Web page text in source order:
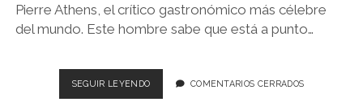
Pierre Athens, el crítico gastronómico más célebre
del mundo. Este hombre sabe que está a punto…
SEGUIR LEYENDORAPSODIA
GOURMET
COMENTARIOS CERRADOS